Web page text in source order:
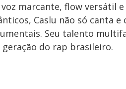
voz marcante, flow versátil
Caslu não só canta
Seu talento
geração do rap brasileiro.